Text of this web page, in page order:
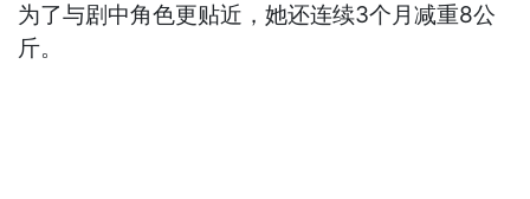
为了与剧中角色更贴近，她还连续3个月减重8公
斤。